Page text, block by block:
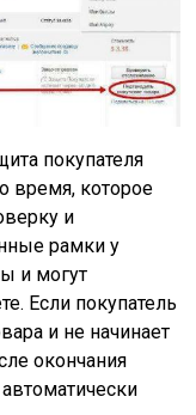
покупателя
время, которое
и
рамки у
и могут
Если покупатель
и не начинает
окончания